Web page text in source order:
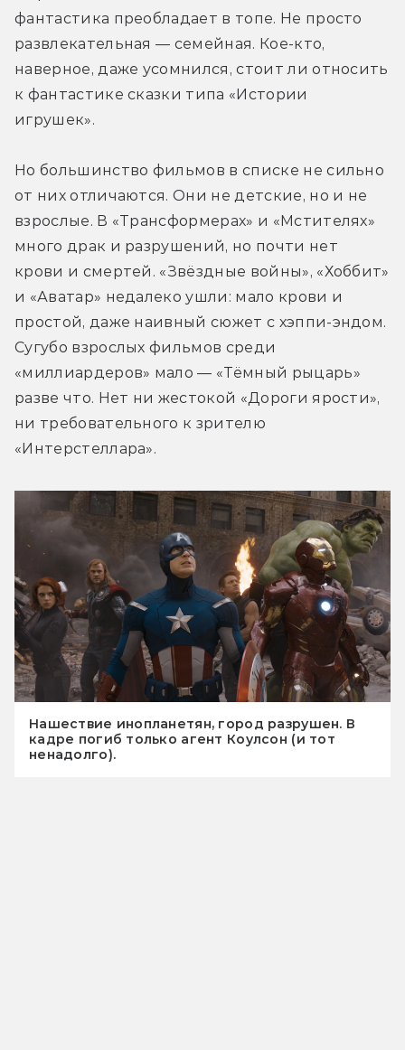
фантастика преобладает в топе. Не просто
развлекательная — семейная. Кое-кто,
наверное, даже усомнился, стоит ли относить
к фантастике сказки типа «Истории
игрушек».
Но большинство фильмов в списке не сильно
от них отличаются. Они не детские, но и не
взрослые. В «Трансформерах» и «Мстителях»
много драк и разрушений, но почти нет
крови и смертей. «Звёздные войны», «Хоббит»
и «Аватар» недалеко ушли: мало крови и
простой, даже наивный сюжет с хэппи-эндом.
Сугубо взрослых фильмов среди
«миллиардеров» мало — «Тёмный рыцарь»
разве что. Нет ни жестокой «Дороги ярости»,
ни требовательного к зрителю
«Интерстеллара».
Нашествие инопланетян, город разрушен. В
кадре погиб только агент Коулсон (и тот
ненадолго).